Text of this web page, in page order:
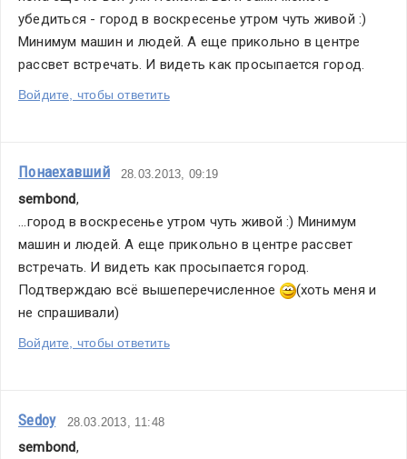
убедиться - город в воскресенье утром чуть живой :)
Минимум машин и людей. А еще прикольно в центре
рассвет встречать. И видеть как просыпается город.
Войдите, чтобы ответить
Понаехавший 28.03.2013, 09:19
sembond,
...город в воскресенье утром чуть живой :) Минимум
машин и людей. А еще прикольно в центре рассвет
встречать. И видеть как просыпается город.
Подтверждаю всё вышеперечисленное
(хоть меня и
не спрашивали)
Войдите, чтобы ответить
Sedoy 28.03.2013, 11:48
sembond,